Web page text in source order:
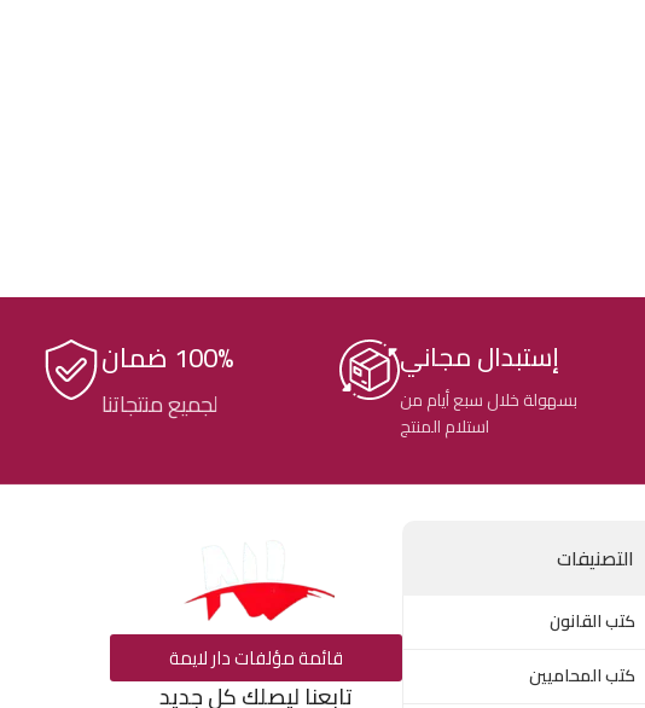
إستبدال مجاني
بسهولة خلال سبع أيام من
استلام المنتج
100% ضمان
لجميع منتجاتنا
التصنيفات
كتب القانون
كتب المحاميين
قائمة مؤلفات دار لايمة
تابعنا ليصلك كل جديد